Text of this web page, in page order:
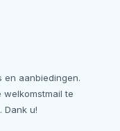
en aanbiedingen.
te
Dank u!